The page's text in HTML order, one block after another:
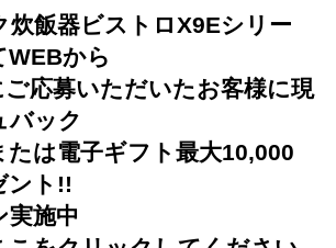
炊飯器ビストロX9Eシリー
WEBから
ご応募いただいたお客様に現
バック
たは電子ギフト最大10,000
ント!!
実施中